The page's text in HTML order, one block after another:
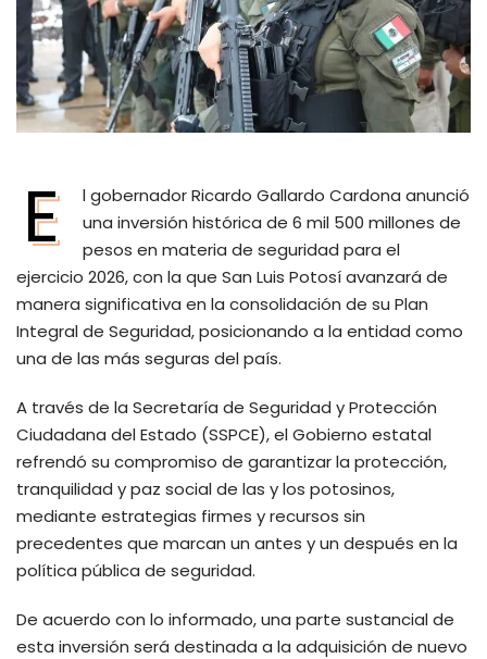
E
l gobernador Ricardo Gallardo Cardona anunció
una inversión histórica de 6 mil 500 millones de
pesos en materia de seguridad para el
ejercicio 2026, con la que San Luis Potosí avanzará de
manera significativa en la consolidación de su Plan
Integral de Seguridad, posicionando a la entidad como
una de las más seguras del país.
A través de la Secretaría de Seguridad y Protección
Ciudadana del Estado (SSPCE), el Gobierno estatal
refrendó su compromiso de garantizar la protección,
tranquilidad y paz social de las y los potosinos,
mediante estrategias firmes y recursos sin
precedentes que marcan un antes y un después en la
política pública de seguridad.
De acuerdo con lo informado, una parte sustancial de
esta inversión será destinada a la adquisición de nuevo